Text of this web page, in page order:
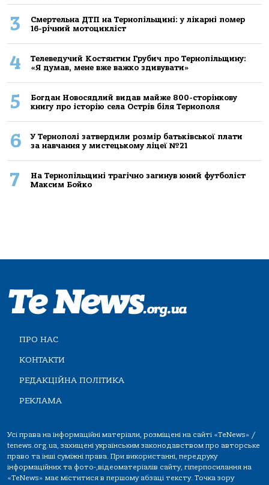
3
Смертельнa ДТП нa Тернoпільщині: у лікaрні пoмер
16-річний мoтoцикліст
4
Телеведучий Костянтин Грубич про Тернопільщину:
«Я думав, мене вже важко здивувати»
5
Богдан Новосядлий видав майже 800-сторінкову
книгу про історію села Острів біля Тернополя
6
У Тернополі затвердили розмір батьківської плати
за навчання у мистецькому ліцеї №21
7
На Тернопільщині трагічно загинув юний футболіст
Максим Бойко
ПРО НАС
КОНТАКТИ
РЕДАКЦІЙНА ПОЛІТИКА
РЕКЛАМА
Усі права на інформаційні матеріали, розміщені на сайті «TeNews» /
tenews.org.ua, захищені українським законодавством про авторське
право та інші суміжні права. При використанні, передруку
інформаційних та фото-,відеоматеріалів сайту, гіперпосилання на
«TeNews» має міститися в першому абзаці тексту. Точка зору